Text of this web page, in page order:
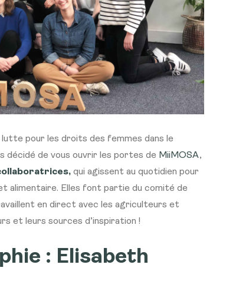
lutte pour les droits des femmes dans le
décidé de vous ouvrir les portes de MiiMOSA,
qui agissent au quotidien pour
alimentaire. Elles font partie du comité de
en direct avec les agriculteurs et
et leurs sources d’inspiration !
: Elisabeth